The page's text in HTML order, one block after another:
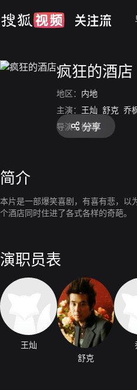
疯狂的酒店
地区： 内地
主演：
王灿 舒克 乔
导演： 梅琳
分享
简介
本片是一部爆笑喜剧，有喜有悲，以
个酒店同时住进了各式各样的奇葩。
演职员表
王灿
舒克